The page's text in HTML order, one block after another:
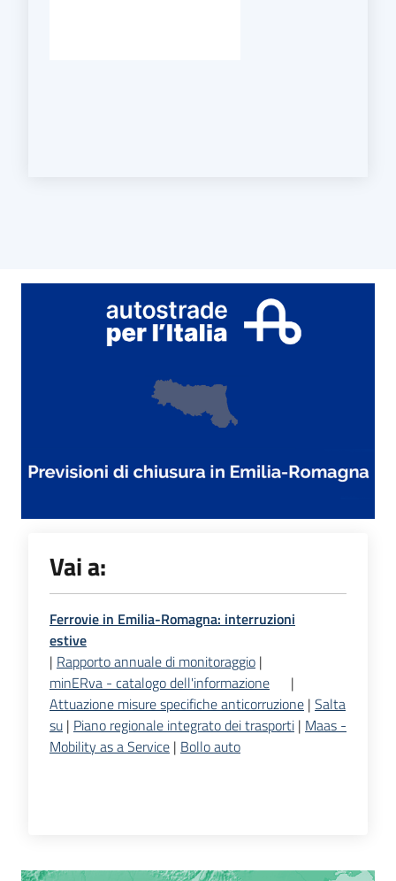
Vai a:
Ferrovie in Emilia-Romagna: interruzioni
estive
| Rapporto annuale di monitoraggio |
minERva - catalogo dell'informazione
|
Attuazione misure specifiche anticorruzione | Salta
su | Piano regionale integrato dei trasporti | Maas -
Mobility as a Service | Bollo auto